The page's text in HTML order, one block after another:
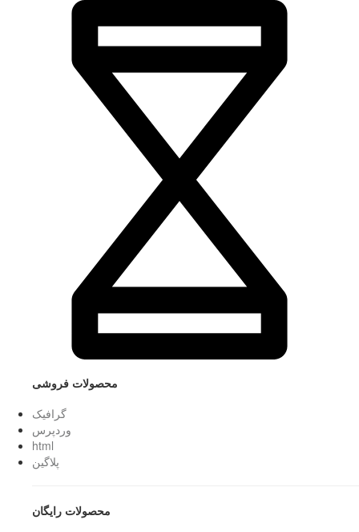
محصولات فروشی
گرافیک
وردپرس
html
پلاگین
محصولات رایگان